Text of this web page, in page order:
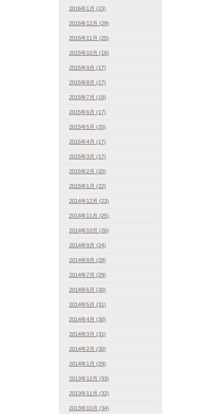
2016年1月 (23)
2015年12月 (29)
2015年11月 (25)
2015年10月 (16)
2015年9月 (17)
2015年8月 (17)
2015年7月 (19)
2015年6月 (17)
2015年5月 (20)
2015年4月 (17)
2015年3月 (17)
2015年2月 (20)
2015年1月 (22)
2014年12月 (23)
2014年11月 (25)
2014年10月 (26)
2014年9月 (24)
2014年8月 (28)
2014年7月 (29)
2014年6月 (30)
2014年5月 (31)
2014年4月 (30)
2014年3月 (31)
2014年2月 (30)
2014年1月 (29)
2013年12月 (33)
2013年11月 (32)
2013年10月 (34)